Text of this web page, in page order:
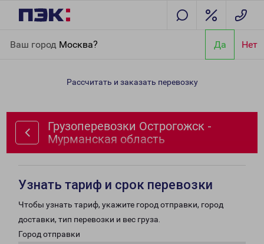
Ваш город Москва? Да Нет
Мурманская область
Рассчитать и заказать перевозку
Грузоперевозки Острогожск -
Мурманская область
Узнать тариф и срок перевозки
Чтобы узнать тариф, укажите город отправки, город
доставки, тип перевозки и вес груза.
Город отправки